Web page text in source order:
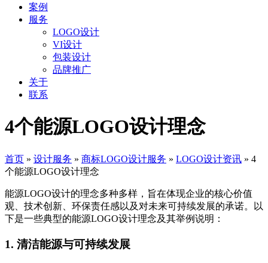
案例
服务
LOGO设计
VI设计
包装设计
品牌推广
关于
联系
4个能源LOGO设计理念
首页 » 设计服务 » 商标LOGO设计服务 » LOGO设计资讯 » 4
个能源LOGO设计理念
能源LOGO设计的理念多种多样，旨在体现企业的核心价值
观、技术创新、环保责任感以及对未来可持续发展的承诺。以
下是一些典型的能源LOGO设计理念及其举例说明：
1. 清洁能源与可持续发展